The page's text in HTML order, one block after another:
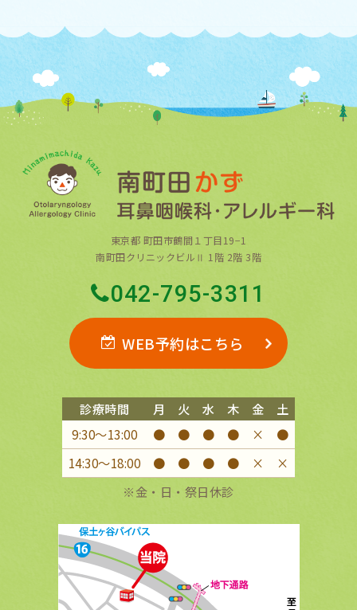
東京都 町田市鶴間１丁目19−1
南町田クリニックビルⅡ 1階 2階 3階
042-795-3311
WEB予約はこちら
診療時間 月 火 水 木 金
土
9:30〜13:00
● ● ● ● ×
●
14:30〜18:00
● ● ● ● ×
×
※金・日・祭日休診